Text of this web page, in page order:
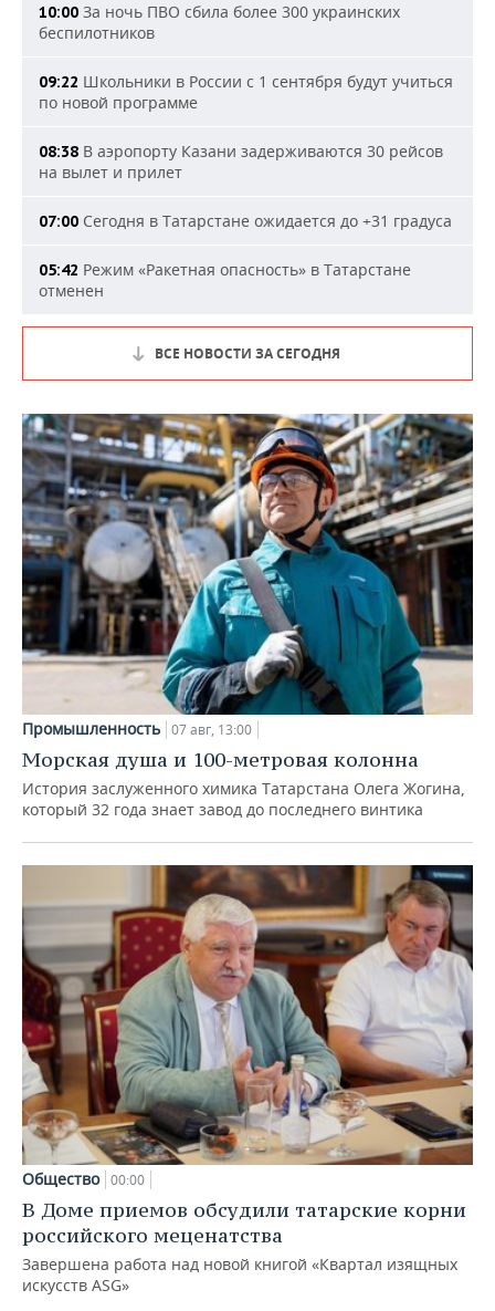
10:00 За ночь ПВО сбила более 300 украинских
беспилотников
09:22 Школьники в России с 1 сентября будут учиться
по новой программе
08:38 В аэропорту Казани задерживаются 30 рейсов
на вылет и прилет
07:00 Сегодня в Татарстане ожидается до +31 градуса
05:42 Режим «Ракетная опасность» в Татарстане
отменен
ВСЕ НОВОСТИ ЗА СЕГОДНЯ
Промышленность 07 авг, 13:00
Морская душа и 100-метровая колонна
История заслуженного химика Татарстана Олега Жогина,
который 32 года знает завод до последнего винтика
Общество 00:00
В Доме приемов обсудили татарские корни
российского меценатства
Завершена работа над новой книгой «Квартал изящных
искусств ASG»